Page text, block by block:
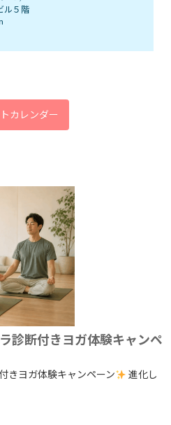
ル５階
カレンダー
診断付きヨガ体験キャンペ
きヨガ体験キャンペーン
進化し